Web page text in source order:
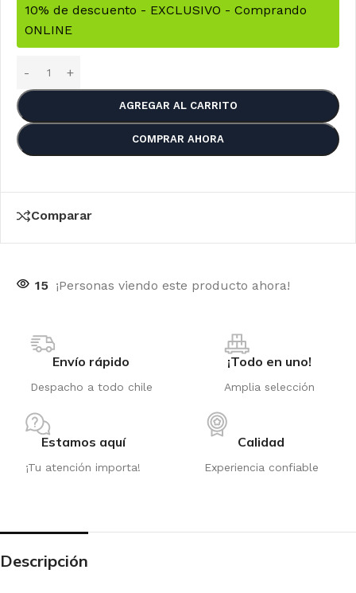
10% de descuento - EXCLUSIVO - Comprando
ONLINE
AGREGAR AL CARRITO
COMPRAR AHORA
Comparar
15 ¡Personas viendo este producto ahora!
Envío rápido
Despacho a todo chile
¡Todo en uno!
Amplia selección
Estamos aquí
¡Tu atención importa!
Calidad
Experiencia confiable
Descripción